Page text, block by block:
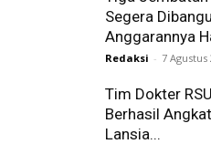
Segera
Anggarannya
Redaksi - 7 Agustus
Tim Dokter
Berhasil
Lansia...